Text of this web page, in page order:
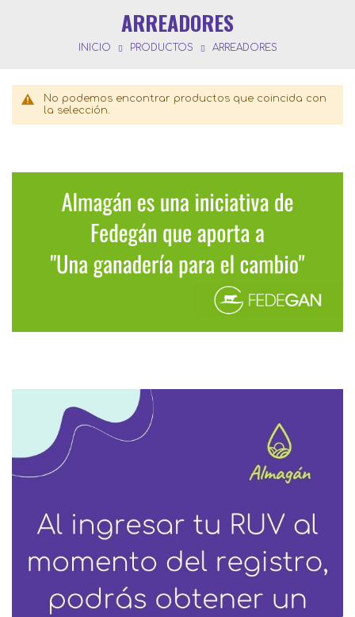
ARREADORES
INICIO PRODUCTOS ARREADORES
No podemos encontrar productos que coincida con
la selección.